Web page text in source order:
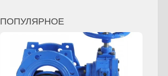
ПОПУЛЯРНОЕ